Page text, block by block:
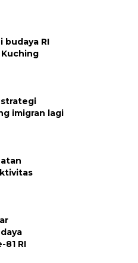
budaya RI
Kuching
strategi
imigran lagi
81 RI